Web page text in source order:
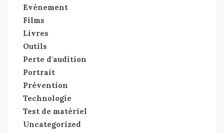
Evénement
Films
Livres
Outils
Perte d'audition
Portrait
Prévention
Technologie
Test de matériel
Uncategorized